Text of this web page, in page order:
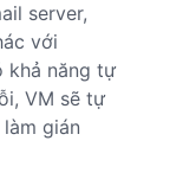
server,
với
khả năng tự
VM sẽ tự
gián